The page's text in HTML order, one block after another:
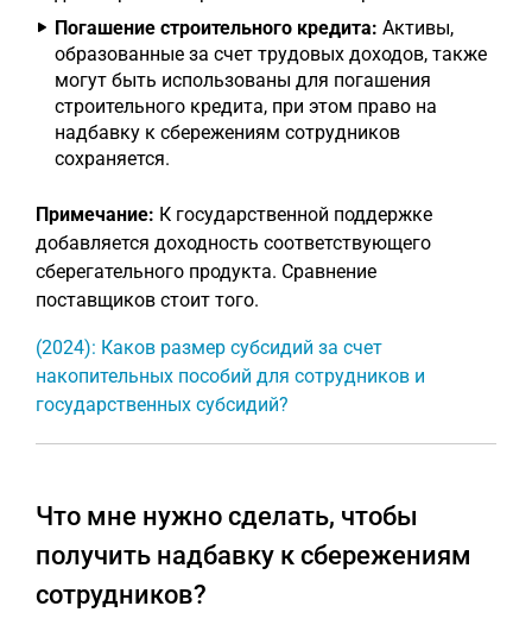
Погашение строительного кредита: Активы,
образованные за счет трудовых доходов, также
могут быть использованы для погашения
строительного кредита, при этом право на
надбавку к сбережениям сотрудников
сохраняется.
Примечание: К государственной поддержке
добавляется доходность соответствующего
сберегательного продукта. Сравнение
поставщиков стоит того.
(2024): Каков размер субсидий за счет
накопительных пособий для сотрудников и
государственных субсидий?
Что мне нужно сделать, чтобы
получить надбавку к сбережениям
сотрудников?